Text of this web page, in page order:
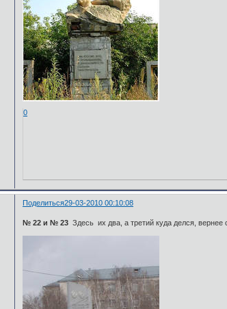
0
Поделиться29-03-2010 00:10:08
№ 22 и № 23 Здесь их два, а третий куда делся,